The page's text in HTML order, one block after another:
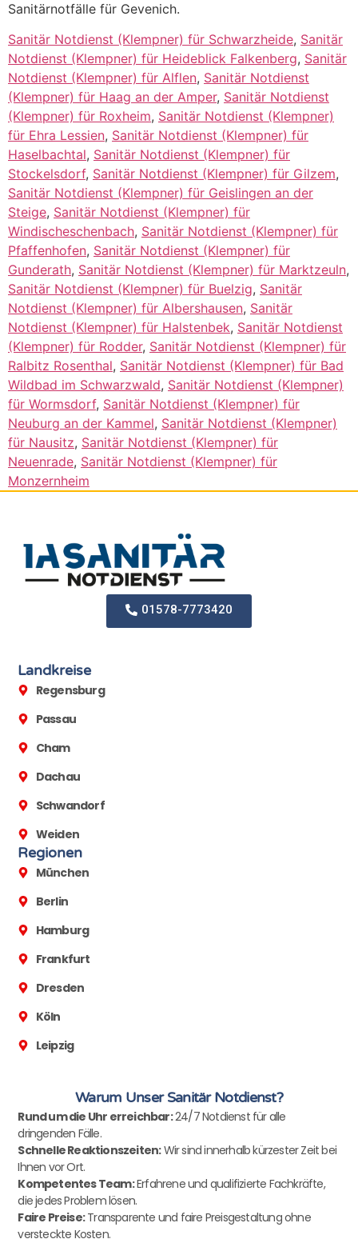
Sanitärnotfälle für Gevenich.
Sanitär Notdienst (Klempner) für Schwarzheide, Sanitär
Notdienst (Klempner) für Heideblick Falkenberg, Sanitär
Notdienst (Klempner) für Alflen, Sanitär Notdienst
(Klempner) für Haag an der Amper, Sanitär Notdienst
(Klempner) für Roxheim, Sanitär Notdienst (Klempner)
für Ehra Lessien, Sanitär Notdienst (Klempner) für
Haselbachtal, Sanitär Notdienst (Klempner) für
Stockelsdorf, Sanitär Notdienst (Klempner) für Gilzem,
Sanitär Notdienst (Klempner) für Geislingen an der
Steige, Sanitär Notdienst (Klempner) für
Windischeschenbach, Sanitär Notdienst (Klempner) für
Pfaffenhofen, Sanitär Notdienst (Klempner) für
Gunderath, Sanitär Notdienst (Klempner) für Marktzeuln,
Sanitär Notdienst (Klempner) für Buelzig, Sanitär
Notdienst (Klempner) für Albershausen, Sanitär
Notdienst (Klempner) für Halstenbek, Sanitär Notdienst
(Klempner) für Rodder, Sanitär Notdienst (Klempner) für
Ralbitz Rosenthal, Sanitär Notdienst (Klempner) für Bad
Wildbad im Schwarzwald, Sanitär Notdienst (Klempner)
für Wormsdorf, Sanitär Notdienst (Klempner) für
Neuburg an der Kammel, Sanitär Notdienst (Klempner)
für Nausitz, Sanitär Notdienst (Klempner) für
Neuenrade, Sanitär Notdienst (Klempner) für
Monzernheim
01578-7773420
Landkreise
Regensburg
Passau
Cham
Dachau
Schwandorf
Weiden
Regionen
München
Berlin
Hamburg
Frankfurt
Dresden
Köln
Leipzig
Warum Unser Sanitär Notdienst?
Rund um die Uhr erreichbar:24/7 Notdienst für alle
dringenden Fälle.
Schnelle Reaktionszeiten:Wir sind innerhalb kürzester Zeit bei
Ihnen vor Ort.
Kompetentes Team:Erfahrene und qualifizierte Fachkräfte,
die jedes Problem lösen.
Faire Preise:Transparente und faire Preisgestaltung ohne
versteckte Kosten.